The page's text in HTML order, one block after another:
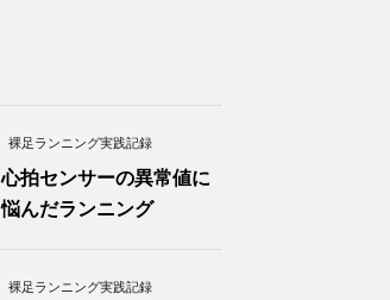
裸足ランニング実践記録
心拍センサーの異常値に
悩んだランニング
裸足ランニング実践記録